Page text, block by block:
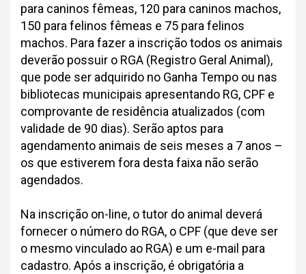
para caninos fêmeas, 120 para caninos machos,
150 para felinos fêmeas e 75 para felinos
machos. Para fazer a inscrição todos os animais
deverão possuir o RGA (Registro Geral Animal),
que pode ser adquirido no Ganha Tempo ou nas
bibliotecas municipais apresentando RG, CPF e
comprovante de residência atualizados (com
validade de 90 dias). Serão aptos para
agendamento animais de seis meses a 7 anos –
os que estiverem fora desta faixa não serão
agendados.
Na inscrição on-line, o tutor do animal deverá
fornecer o número do RGA, o CPF (que deve ser
o mesmo vinculado ao RGA) e um e-mail para
cadastro. Após a inscrição, é obrigatória a